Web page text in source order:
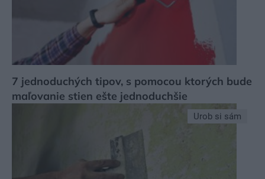
7 jednoduchých tipov, s pomocou ktorých bude
maľovanie stien ešte jednoduchšie
Urob si sám